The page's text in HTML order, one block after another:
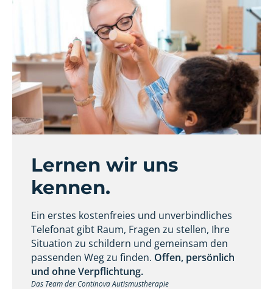
Lernen wir uns
kennen.
Ein erstes kostenfreies und unverbindliches
Telefonat gibt Raum, Fragen zu stellen, Ihre
Situation zu schildern und gemeinsam den
passenden Weg zu finden. Offen, persönlich
und ohne Verpflichtung.
Das Team der Continova Autismustherapie